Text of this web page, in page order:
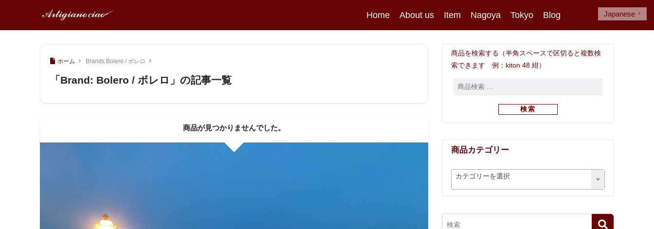
Home About us Item Nagoya Tokyo Blog
ホーム Brands Bolero / ボレロ
「Brand: Bolero / ボレロ 」の記事一覧
商品が見つかりませんでした。
商品を検索する（半角スペースで区切ると複数検
索できます 例：kiton 48 紺）
検索
商品カテゴリー
カテゴリーを選択
Japanese ▼